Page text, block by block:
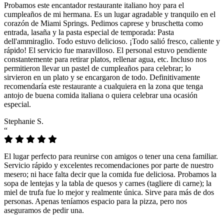
Probamos este encantador restaurante italiano hoy para el
cumpleaños de mi hermana. Es un lugar agradable y tranquilo en el
corazón de Miami Springs. Pedimos caprese y bruschetta como
entrada, lasaña y la pasta especial de temporada: Pasta
dell'ammiraglio. Todo estuvo delicioso. ¡Todo salió fresco, caliente y
rápido! El servicio fue maravilloso. El personal estuvo pendiente
constantemente para retirar platos, rellenar agua, etc. Incluso nos
permitieron llevar un pastel de cumpleaños para celebrar; lo
sirvieron en un plato y se encargaron de todo. Definitivamente
recomendaría este restaurante a cualquiera en la zona que tenga
antojo de buena comida italiana o quiera celebrar una ocasión
especial.
Stephanie S.
“
El lugar perfecto para reunirse con amigos o tener una cena familiar.
Servicio rápido y excelentes recomendaciones por parte de nuestro
mesero; ni hace falta decir que la comida fue deliciosa. Probamos la
sopa de lentejas y la tabla de quesos y carnes (tagliere di carne); la
miel de trufa fue lo mejor y realmente única. Sirve para más de dos
personas. Apenas teníamos espacio para la pizza, pero nos
aseguramos de pedir una.